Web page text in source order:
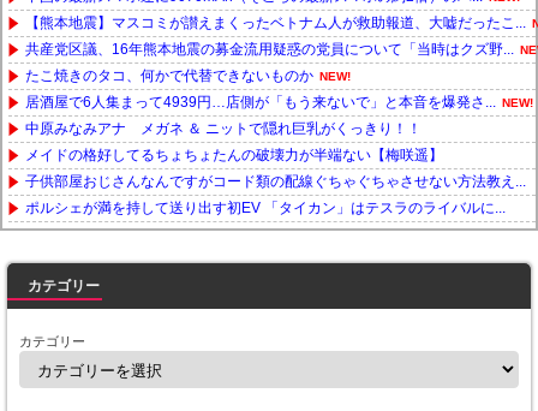
【熊本地震】マスコミが讃えまくったベトナム人が救助報道、大嘘だったこ...
共産党区議、16年熊本地震の募金流用疑惑の党員について「当時はクズ野...
たこ焼きのタコ、何かで代替できないものか NEW!
居酒屋で6人集まって4939円…店側が「もう来ないで」と本音を爆発さ... NEW!
中原みなみアナ メガネ ＆ ニットで隠れ巨乳がくっきり！！
メイドの格好してるちょちょたんの破壊力が半端ない【梅咲遥】
子供部屋おじさんなんですがコード類の配線ぐちゃぐちゃさせない方法教え...
ポルシェが満を持して送り出す初EV 「タイカン」はテスラのライバルに...
カテゴリー
カテゴリー